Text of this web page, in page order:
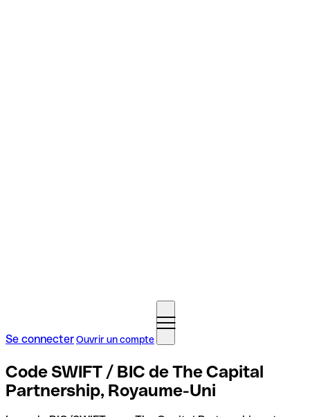
Se connecterOuvrir un compte
Code SWIFT / BIC de The Capital
Partnership, Royaume-Uni